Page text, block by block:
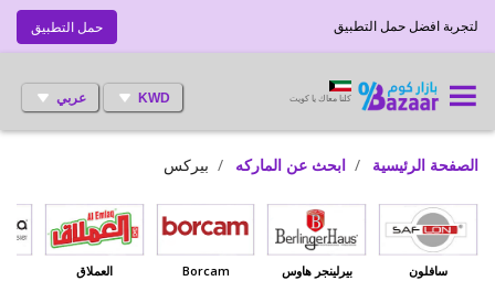
حمل التطبيق لتجربة افضل حمل التطبيق
KWD عربي كلنا معاك يا كويت
الصفحة الرئيسية ابحث عن الماركه بيركس
سافلون بيرلينجر هاوس Borcam العملاق